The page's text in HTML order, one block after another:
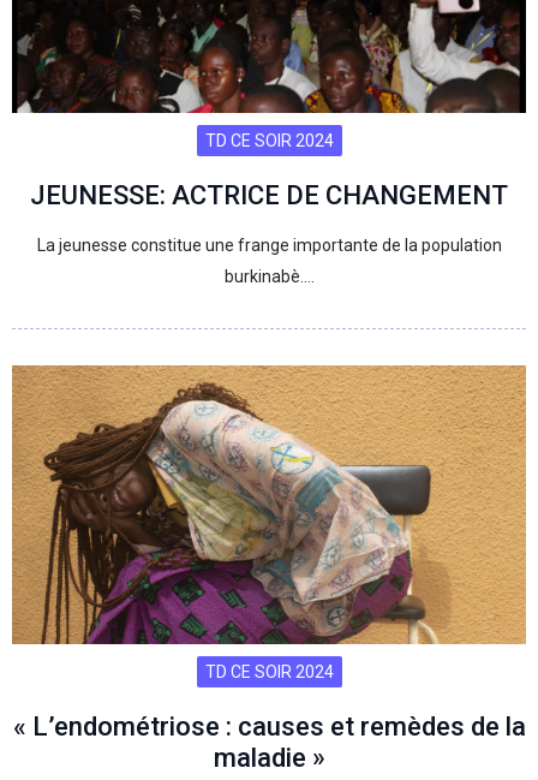
TD CE SOIR 2024
JEUNESSE: ACTRICE DE CHANGEMENT
La jeunesse constitue une frange importante de la population
burkinabè.…
TD CE SOIR 2024
« L’endométriose : causes et remèdes de la
maladie »